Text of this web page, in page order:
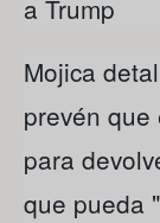
a Trump
Mojica
prevén que
para
que pueda